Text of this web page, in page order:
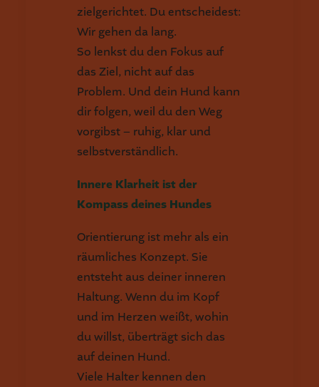
zielgerichtet. Du entscheidest:
Wir gehen da lang.
So lenkst du den Fokus auf
das Ziel, nicht auf das
Problem. Und dein Hund kann
dir folgen, weil du den Weg
vorgibst – ruhig, klar und
selbstverständlich.
Innere Klarheit ist der
Kompass deines Hundes
Orientierung ist mehr als ein
räumliches Konzept. Sie
entsteht aus deiner inneren
Haltung. Wenn du im Kopf
und im Herzen weißt, wohin
du willst, überträgt sich das
auf deinen Hund.
Viele Halter kennen den